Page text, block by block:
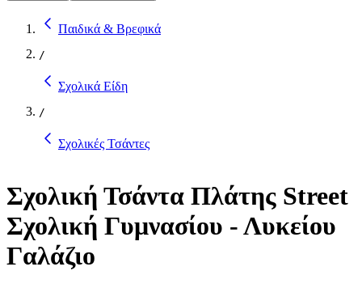
Παιδικά & Βρεφικά
/
Σχολικά Είδη
/
Σχολικές Τσάντες
Σχολική Τσάντα Πλάτης Street
Σχολική Γυμνασίου - Λυκείου
Γαλάζιο